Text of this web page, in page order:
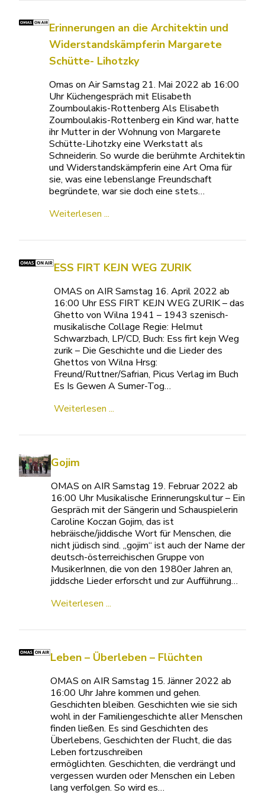
Erinnerungen an die Architektin und
Widerstandskämpferin Margarete
Schütte- Lihotzky
Omas on Air Samstag 21. Mai 2022 ab 16:00
Uhr Küchengespräch mit Elisabeth
Zoumboulakis-Rottenberg Als Elisabeth
Zoumboulakis-Rottenberg ein Kind war, hatte
ihr Mutter in der Wohnung von Margarete
Schütte-Lihotzky eine Werkstatt als
Schneiderin. So wurde die berühmte Architektin
und Widerstandskämpferin eine Art Oma für
sie, was eine lebenslange Freundschaft
begründete, war sie doch eine stets…
Weiterlesen ...
ESS FIRT KEJN WEG ZURIK
OMAS on AIR Samstag 16. April 2022 ab
16:00 Uhr ESS FIRT KEJN WEG ZURIK – das
Ghetto von Wilna 1941 – 1943 szenisch-
musikalische Collage Regie: Helmut
Schwarzbach, LP/CD, Buch: Ess firt kejn Weg
zurik – Die Geschichte und die Lieder des
Ghettos von Wilna Hrsg:
Freund/Ruttner/Safrian, Picus Verlag im Buch
Es Is Gewen A Sumer-Tog…
Weiterlesen ...
Gojim
OMAS on AIR Samstag 19. Februar 2022 ab
16:00 Uhr Musikalische Erinnerungskultur – Ein
Gespräch mit der Sängerin und Schauspielerin
Caroline Koczan Gojim, das ist
hebräische/jiddische Wort für Menschen, die
nicht jüdisch sind. „gojim“ ist auch der Name der
deutsch-österreichischen Gruppe von
MusikerInnen, die von den 1980er Jahren an,
jiddsche Lieder erforscht und zur Aufführung…
Weiterlesen ...
Leben – Überleben – Flüchten
OMAS on AIR Samstag 15. Jänner 2022 ab
16:00 Uhr Jahre kommen und gehen.
Geschichten bleiben. Geschichten wie sie sich
wohl in der Familiengeschichte aller Menschen
finden ließen. Es sind Geschichten des
Überlebens, Geschichten der Flucht, die das
Leben fortzuschreiben
ermöglichten. Geschichten, die verdrängt und
vergessen wurden oder Menschen ein Leben
lang verfolgen. So wird es…